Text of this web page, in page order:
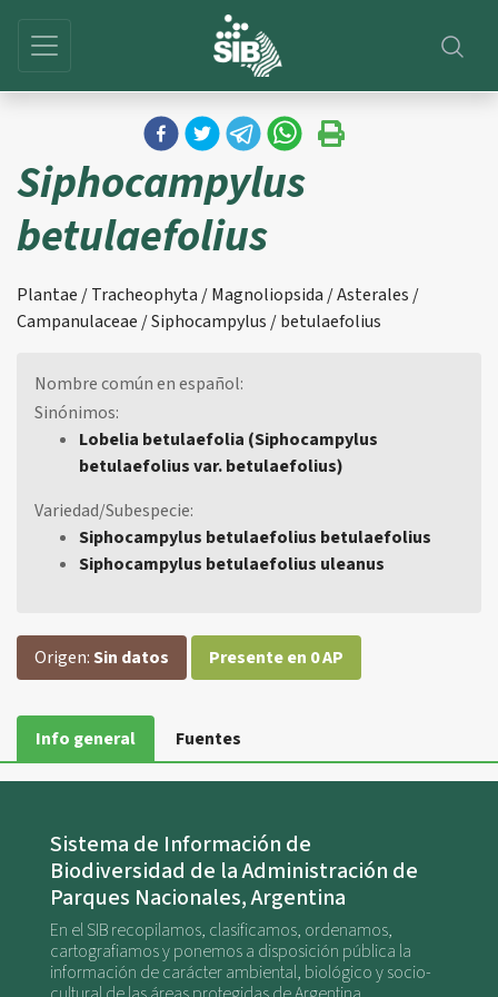
Siphocampylus
betulaefolius
Plantae / Tracheophyta / Magnoliopsida / Asterales /
Campanulaceae / Siphocampylus / betulaefolius
Nombre común en español:
Sinónimos:
Lobelia betulaefolia (Siphocampylus
betulaefolius var. betulaefolius)
Variedad/Subespecie:
Siphocampylus betulaefolius betulaefolius
Siphocampylus betulaefolius uleanus
Origen:Sin datos Presente en 0 AP
Info general Fuentes
Sistema de Información de
Biodiversidad de la Administración de
Parques Nacionales, Argentina
En el SIB recopilamos, clasificamos, ordenamos,
cartografiamos y ponemos a disposición pública la
información de carácter ambiental, biológico y socio-